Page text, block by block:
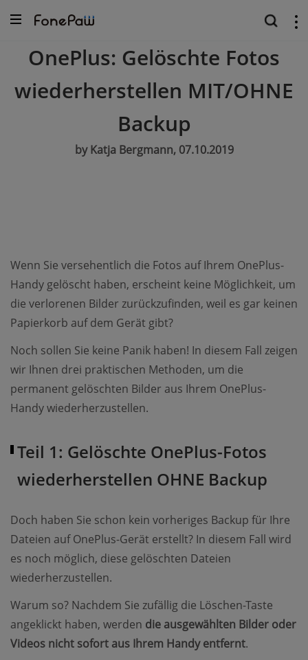
OnePlus: Gelöschte Fotos
wiederherstellen MIT/OHNE
Backup
by Katja Bergmann, 07.10.2019
Wenn Sie versehentlich die Fotos auf Ihrem OnePlus-
Handy gelöscht haben, erscheint keine Möglichkeit, um
die verlorenen Bilder zurückzufinden, weil es gar keinen
Papierkorb auf dem Gerät gibt?
Noch sollen Sie keine Panik haben! In diesem Fall zeigen
wir Ihnen drei praktischen Methoden, um die
permanent gelöschten Bilder aus Ihrem OnePlus-
Handy wiederherzustellen.
Teil 1: Gelöschte OnePlus-Fotos
wiederherstellen OHNE Backup
Doch haben Sie schon kein vorheriges Backup für Ihre
Dateien auf OnePlus-Gerät erstellt? In diesem Fall wird
es noch möglich, diese gelöschten Dateien
wiederherzustellen.
Warum so? Nachdem Sie zufällig die Löschen-Taste
angeklickt haben, werden die ausgewählten Bilder oder
Videos nicht sofort aus Ihrem Handy entfernt.